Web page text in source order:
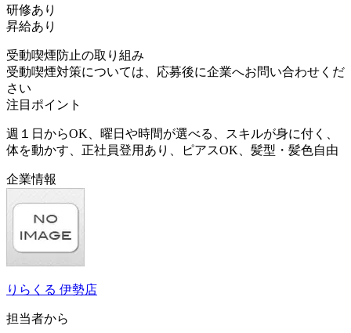
研修あり
昇給あり
受動喫煙防止の取り組み
受動喫煙対策については、応募後に企業へお問い合わせくだ
さい
注目ポイント
週１日からOK、曜日や時間が選べる、スキルが身に付く、
体を動かす、正社員登用あり、ピアスOK、髪型・髪色自由
企業情報
りらくる 伊勢店
担当者から